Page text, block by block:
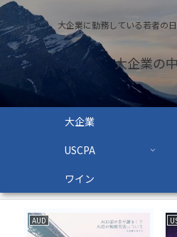
大企業に勤務している若者の日
大企業の
大企業
USCPA
ワイン
AUD